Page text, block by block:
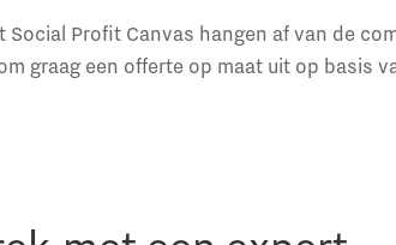
Profit Canvas hangen af van de
graag een offerte op maat uit op basis